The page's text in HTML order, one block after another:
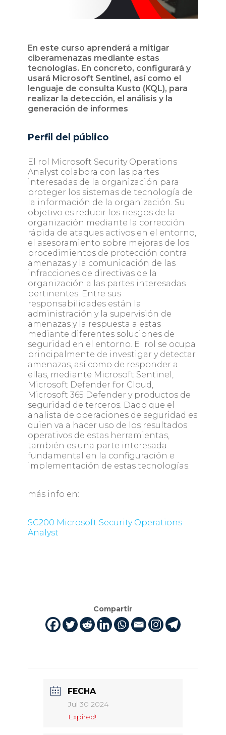
En este curso aprenderá a mitigar
ciberamenazas mediante estas
tecnologías. En concreto, configurará y
usará Microsoft Sentinel, así como el
lenguaje de consulta Kusto (KQL), para
realizar la detección, el análisis y la
generación de informes
Perfil del público
El rol Microsoft Security Operations
Analyst colabora con las partes
interesadas de la organización para
proteger los sistemas de tecnología de
la información de la organización. Su
objetivo es reducir los riesgos de la
organización mediante la corrección
rápida de ataques activos en el entorno,
el asesoramiento sobre mejoras de los
procedimientos de protección contra
amenazas y la comunicación de las
infracciones de directivas de la
organización a las partes interesadas
pertinentes. Entre sus
responsabilidades están la
administración y la supervisión de
amenazas y la respuesta a estas
mediante diferentes soluciones de
seguridad en el entorno. El rol se ocupa
principalmente de investigar y detectar
amenazas, así como de responder a
ellas, mediante Microsoft Sentinel,
Microsoft Defender for Cloud,
Microsoft 365 Defender y productos de
seguridad de terceros. Dado que el
analista de operaciones de seguridad es
quien va a hacer uso de los resultados
operativos de estas herramientas,
también es una parte interesada
fundamental en la configuración e
implementación de estas tecnologías.
más info en:
SC200 Microsoft Security Operations
Analyst
Compartir
FECHA
Jul 30 2024
Expired!